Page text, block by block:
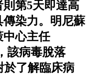
則第5天即達高
染力。明尼蘇
中心主任
該病毒脫落
於了解臨床病